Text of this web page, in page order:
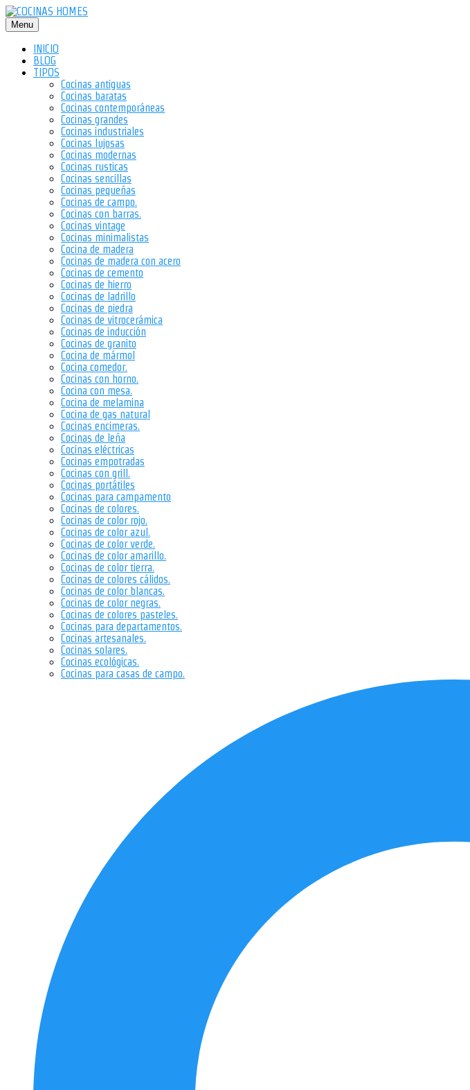
Saltar
al
contenido
Menu
INICIO
BLOG
TIPOS
Cocinas antiguas
Cocinas baratas
Cocinas contemporáneas
Cocinas grandes
Cocinas industriales
Cocinas lujosas
Cocinas modernas
Cocinas rusticas
Cocinas sencillas
Cocinas pequeñas
Cocinas de campo.
Cocinas con barras.
Cocinas vintage
Cocinas minimalistas
Cocina de madera
Cocinas de madera con acero
Cocinas de cemento
Cocinas de hierro
Cocinas de ladrillo
Cocinas de piedra
Cocinas de vitrocerámica
Cocinas de inducción
Cocinas de granito
Cocina de mármol
Cocina comedor.
Cocinas con horno.
Cocina con mesa.
Cocina de melamina
Cocina de gas natural
Cocinas encimeras.
Cocinas de leña
Cocinas eléctricas
Cocinas empotradas
Cocinas con grill.
Cocinas portátiles
Cocinas para campamento
Cocinas de colores.
Cocinas de color rojo.
Cocinas de color azul.
Cocinas de color verde.
Cocinas de color amarillo.
Cocinas de color tierra.
Cocinas de colores cálidos.
Cocinas de color blancas.
Cocinas de color negras.
Cocinas de colores pasteles.
Cocinas para departamentos.
Cocinas artesanales.
Cocinas solares.
Cocinas ecológicas.
Cocinas para casas de campo.